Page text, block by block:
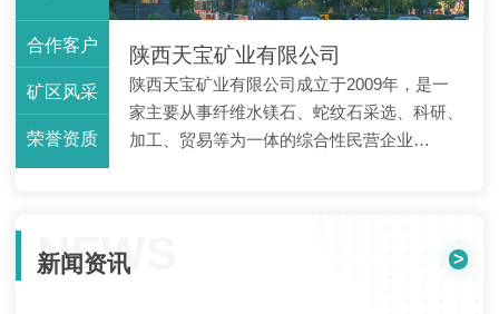
合作客户
矿区风采
荣誉资质
陕西天宝矿业有限公司
陕西天宝矿业有限公司成立于2009年，是一
家主要从事纤维水镁石、蛇纹石采选、科研、
加工、贸易等为一体的综合性民营企业…
NEWS
新闻资讯 >